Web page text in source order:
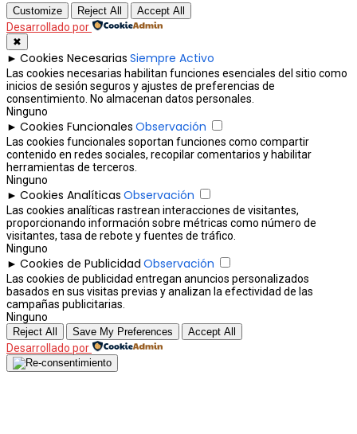
Customize Reject All Accept All
Desarrollado por
✖
► Cookies Necesarias Siempre Activo
Las cookies necesarias habilitan funciones esenciales del sitio como
inicios de sesión seguros y ajustes de preferencias de
consentimiento. No almacenan datos personales.
Ninguno
► Cookies Funcionales Observación
Las cookies funcionales soportan funciones como compartir
contenido en redes sociales, recopilar comentarios y habilitar
herramientas de terceros.
Ninguno
► Cookies Analíticas Observación
Las cookies analíticas rastrean interacciones de visitantes,
proporcionando información sobre métricas como número de
visitantes, tasa de rebote y fuentes de tráfico.
Ninguno
► Cookies de Publicidad Observación
Las cookies de publicidad entregan anuncios personalizados
basados en sus visitas previas y analizan la efectividad de las
campañas publicitarias.
Ninguno
Reject All Save My Preferences Accept All
Desarrollado por